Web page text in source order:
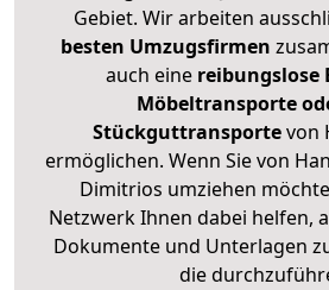
Gebiet. Wir arbeiten
besten Umzugsfirmen
auch eine reibungslose
Möbeltransporte
Stückguttransportevon
ermöglichen. Wenn Sie von
Dimitrios umziehen
Netzwerk Ihnen dabei helfen,
Dokumente und Unterlagen
die